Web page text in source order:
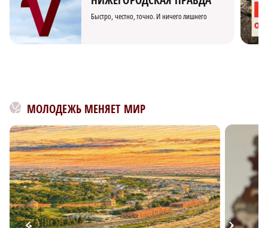
Быстро, честно, точно. И ничего лишнего
МОЛОДЕЖЬ МЕНЯЕТ МИР